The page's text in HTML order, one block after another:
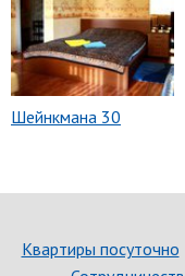
Шейнкмана 30
Квартиры посуточно